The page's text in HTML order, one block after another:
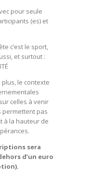
pour seule
(es) et
c’est le sport,
et surtout :
le contexte
celles à venir
permettent pas
à la hauteur de
sera
d’un euro